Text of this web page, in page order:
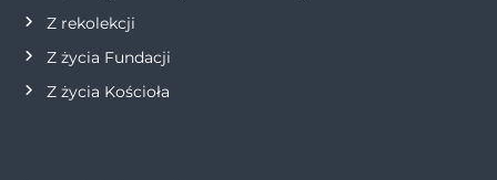
Z rekolekcji
Z życia Fundacji
Z życia Kościoła